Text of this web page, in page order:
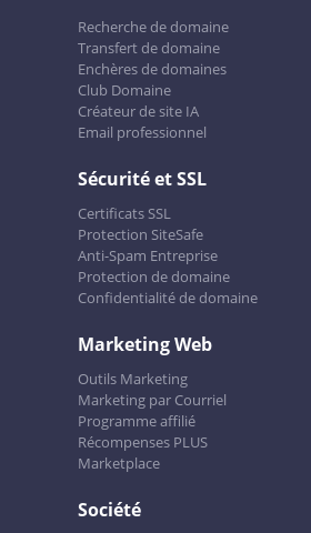
Recherche de domaine
Transfert de domaine
Enchères de domaines
Club Domaine
Créateur de site IA
Email professionnel
Sécurité et SSL
Certificats SSL
Protection SiteSafe
Anti-Spam Entreprise
Protection de domaine
Confidentialité de domaine
Marketing Web
Outils Marketing
Marketing par Courriel
Programme affilié
Récompenses PLUS
Marketplace
Société